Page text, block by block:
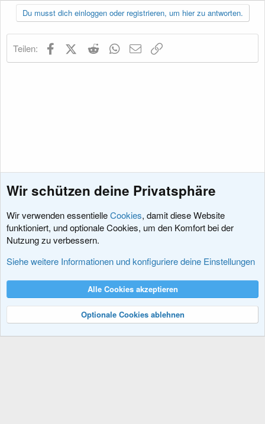
Du musst dich einloggen oder registrieren, um hier zu antworten.
Teilen: FacebookX (Twitter)
Reddit WhatsApp
E-Mail
Sprachpakete
Nutzungsbedingungen Datenschutz
R
Community platform by XenForo® © 2010-2024 XenForo Ltd.
Wir schützen deine Privatsphäre
Wir verwenden essentielleCookies, damit diese Website
funktioniert, und optionale Cookies, um den Komfort bei der
Nutzung zu verbessern.
Siehe weitere Informationen und konfiguriere deine Einstellungen
Alle Cookies akzeptieren
Optionale Cookies ablehnen